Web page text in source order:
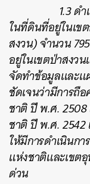
1.3 ดำเนินก
ในที่ดินที่อยู่ในเ
สงวน) จำนวน
อยู่ในเขตป่าสงว
จัดทำข้อมูลและ
ชัดเจนว่ามีการถื
ชาติ ปี พ.ศ.
ชาติ ปี พ.ศ.
ให้มีการดำเนินก
แห่งชาติและเขต
ด่วน